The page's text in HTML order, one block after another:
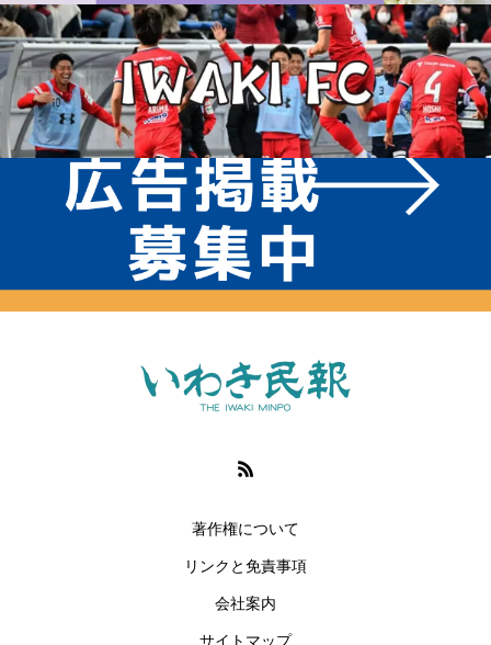
著作権について
リンクと免責事項
会社案内
サイトマップ